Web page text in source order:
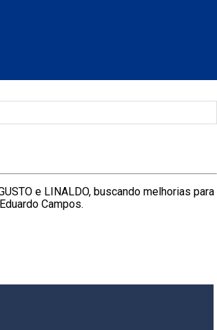
e LINALDO, buscando melhorias para
Campos.